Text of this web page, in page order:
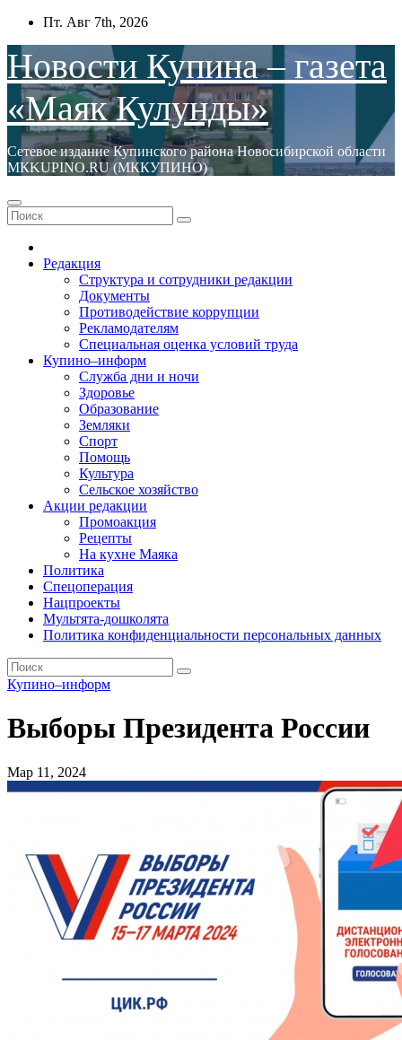
Перейти
содержимому
Пт. Авг 7th, 2026
Новости Купина – газета
«Маяк Кулунды»
Сетевое издание Купинского района Новосибирской области
МКKUPINO.RU (МККУПИНО)
Редакция
Структура и сотрудники редакции
Документы
Противодействие коррупции
Рекламодателям
Специальная оценка условий труда
Купино–информ
Служба дни и ночи
Здоровье
Образование
Земляки
Спорт
Помощь
Культура
Сельское хозяйство
Акции редакции
Промоакция
Рецепты
На кухне Маяка
Политика
Спецоперация
Нацпроекты
Мультята-дошколята
Политика конфиденциальности персональных данных
Купино–информ
Выборы Президента России
Мар 11, 2024